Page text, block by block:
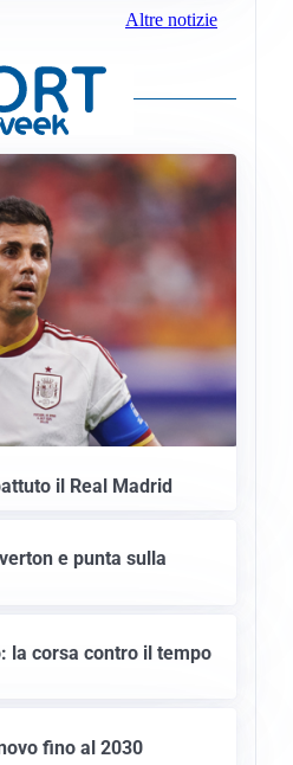
Altre notizie
il Real Madrid
e punta sulla
la corsa contro il tempo
fino al 2030